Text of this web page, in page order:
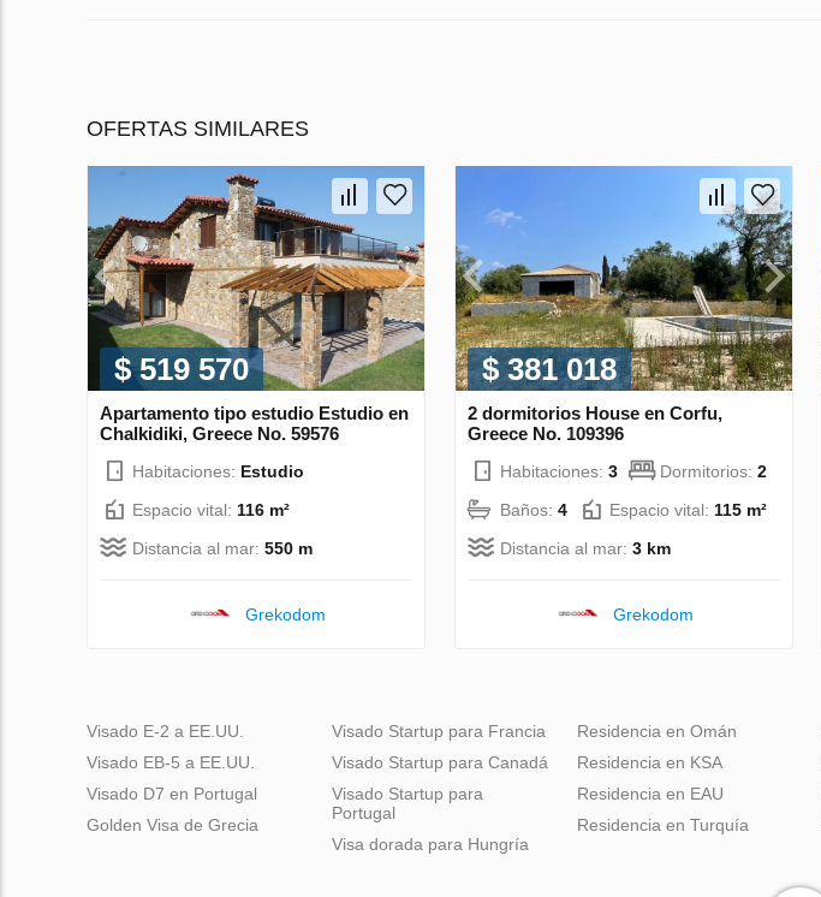
OFERTAS SIMILARES
$ 519 570
Apartamento tipo estudio Estudio en
Chalkidiki, Greece No. 59576
Habitaciones: Estudio
Espacio vital: 116 m²
Distancia al mar: 550 m
Grekodom
$ 381 018
2 dormitorios House en Corfu,
Greece No. 109396
Habitaciones: 3 Dormitorios: 2
Baños: 4 Espacio vital: 115 m²
Distancia al mar: 3 km
Grekodom
Visado E-2 a EE.UU.
Visado EB-5 a EE.UU.
Visado D7 en Portugal
Golden Visa de Grecia
Visado Startup para Francia
Visado Startup para Canadá
Visado Startup para
Portugal
Visa dorada para Hungría
Residencia en Omán
Residencia en KSA
Residencia en EAU
Residencia en Turquía